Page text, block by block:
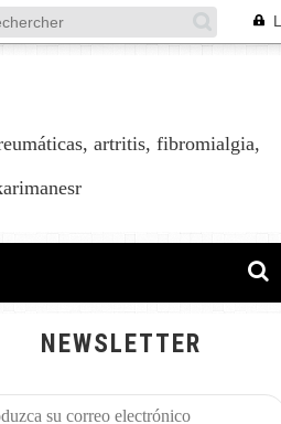
artritis, fibromialgia,
NEWSLETTER